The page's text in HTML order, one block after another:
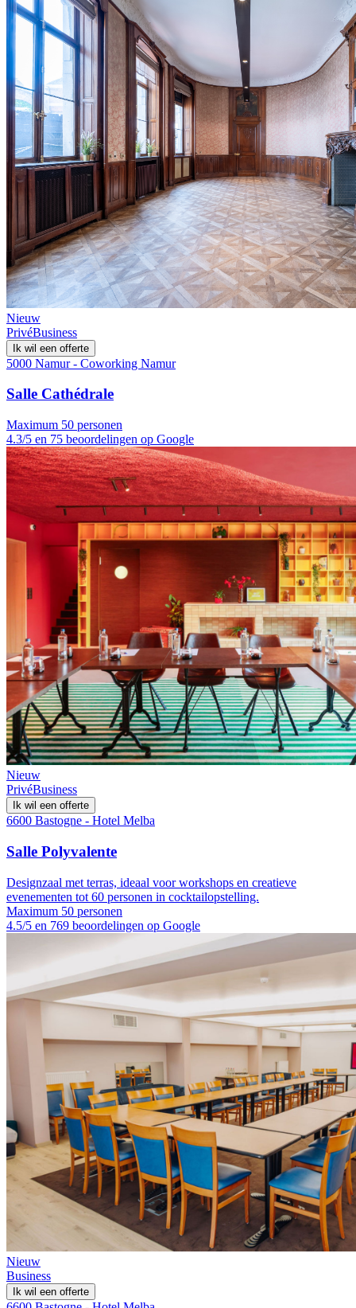
Nieuw
PrivéBusiness
Ik wil een offerte
5000 Namur - Coworking Namur
Salle Cathédrale
Maximum 50 personen
4.3/5 en 75 beoordelingen op Google
Nieuw
PrivéBusiness
Ik wil een offerte
6600 Bastogne - Hotel Melba
Salle Polyvalente
Designzaal met terras, ideaal voor workshops en creatieve
evenementen tot 60 personen in cocktailopstelling.
Maximum 50 personen
4.5/5 en 769 beoordelingen op Google
Nieuw
Business
Ik wil een offerte